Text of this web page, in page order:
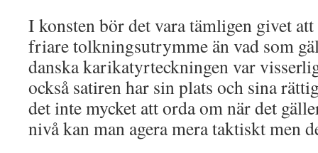
I konsten bör det vara tämligen givet
friare tolkningsutrymme än vad som
danska karikatyrteckningen var
också satiren har sin plats och sina
det inte mycket att orda om när det
nivå kan man agera mera taktiskt men